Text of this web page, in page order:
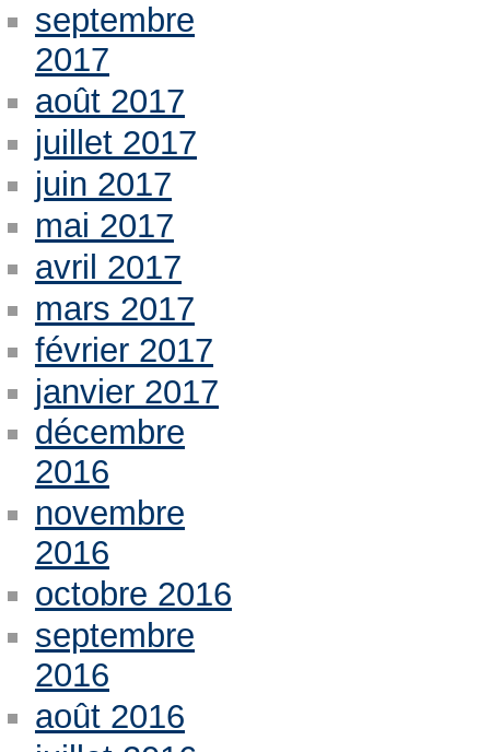
septembre
2017
août 2017
juillet 2017
juin 2017
mai 2017
avril 2017
mars 2017
février 2017
janvier 2017
décembre
2016
novembre
2016
octobre 2016
septembre
2016
août 2016